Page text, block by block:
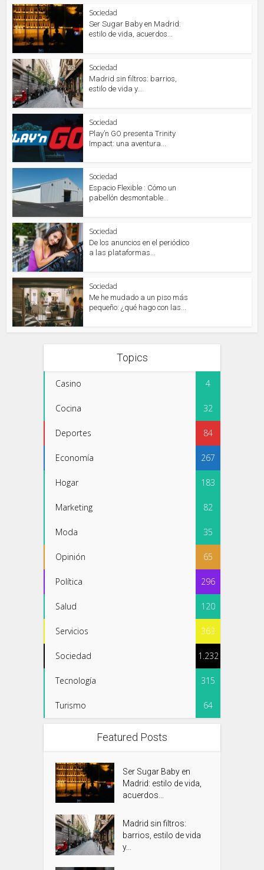
Sociedad
Ser Sugar Baby en Madrid:
estilo de vida, acuerdos...
Sociedad
Madrid sin filtros: barrios,
estilo de vida y...
Sociedad
Play’n GO presenta Trinity
Impact: una aventura...
Sociedad
Espacio Flexible : Cómo un
pabellón desmontable...
Sociedad
De los anuncios en el periódico
a las plataformas...
Sociedad
Me he mudado a un piso más
pequeño: ¿qué hago con las...
Topics
Casino 4
Cocina 32
Deportes 84
Economía 267
Hogar 183
Marketing 82
Moda 35
Opinión 65
Política 296
Salud 120
Servicios 363
Sociedad 1.232
Tecnología 315
Turismo 64
Featured Posts
Ser Sugar Baby en
Madrid: estilo de vida,
acuerdos...
Madrid sin filtros:
barrios, estilo de vida
y...